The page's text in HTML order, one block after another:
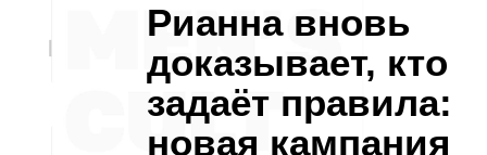
Рианна вновь
доказывает, кто
задаёт правила:
новая кампания